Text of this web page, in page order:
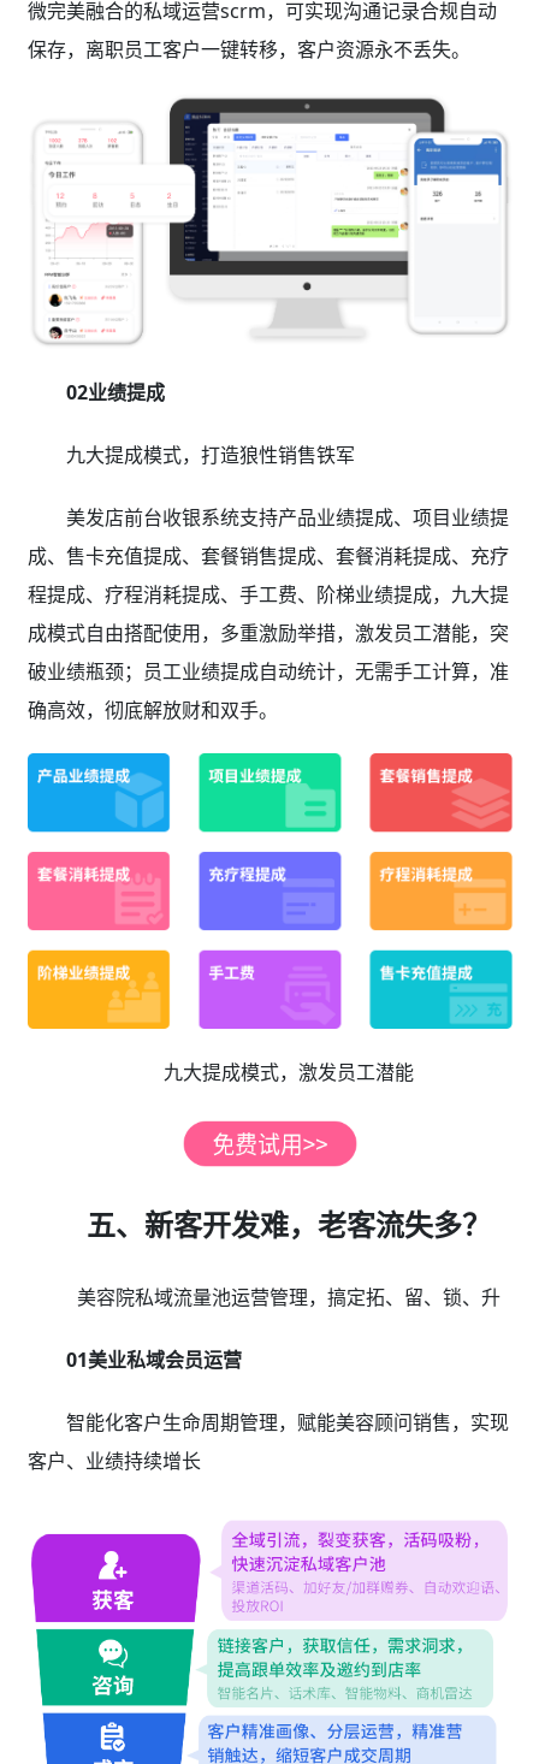
微完美融合的私域运营scrm，可实现沟通记录合规自动
保存，离职员工客户一键转移，客户资源永不丢失。
02业绩提成
九大提成模式，打造狼性销售铁军
美发店前台收银系统支持产品业绩提成、项目业绩提
成、售卡充值提成、套餐销售提成、套餐消耗提成、充疗
程提成、疗程消耗提成、手工费、阶梯业绩提成，九大提
成模式自由搭配使用，多重激励举措，激发员工潜能，突
破业绩瓶颈；员工业绩提成自动统计，无需手工计算，准
确高效，彻底解放财和双手。
九大提成模式，激发员工潜能
五、新客开发难，老客流失多？
美容院私域流量池运营管理，搞定拓、留、锁、升
01美业私域会员运营
智能化客户生命周期管理，赋能美容顾问销售，实现
客户、业绩持续增长